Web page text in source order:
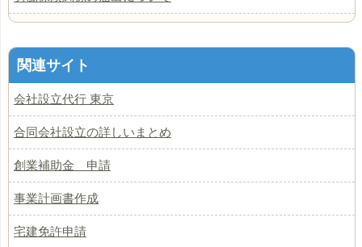
関連サイト
会社設立代行 東京
合同会社設立の詳しいまとめ
創業補助金 申請
事業計画書作成
宅建免許申請